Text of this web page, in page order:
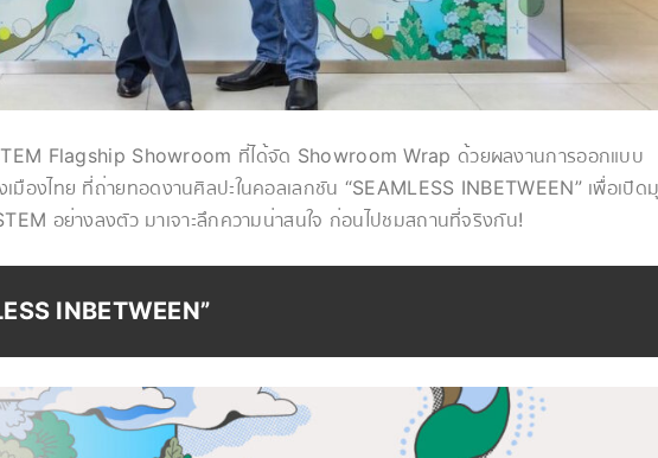
Flagship Showroom ที่ได้จัด Showroom Wrap ด้วยผลงานการออกแบบ
มืองไทย ที่ถ่ายทอดงานศิลปะในคอลเลกชัน “SEAMLESS INBETWEEN” เพื่อเปิด
อย่างลงตัว มาเจาะลึกความน่าสนใจ ก่อนไปชมสถานที่จริงกัน!
INBETWEEN”